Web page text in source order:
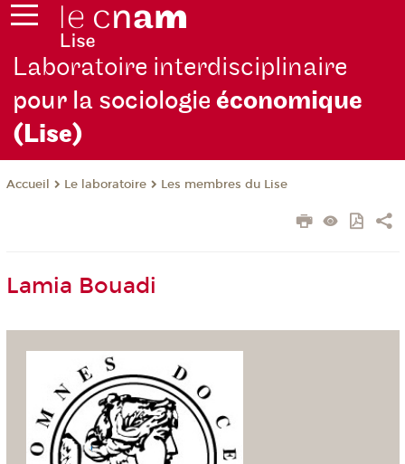
Laboratoire interdisciplinaire
pour la sociologieéconomique
(Lise)
Accueil Le laboratoire Les membres du Lise
Lamia Bouadi